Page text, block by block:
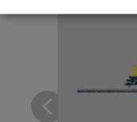
2025